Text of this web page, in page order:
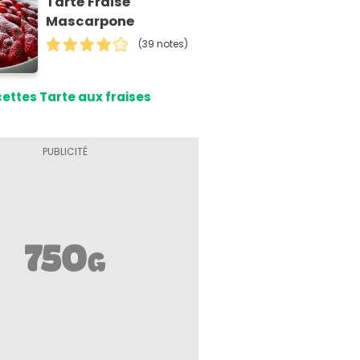
Mascarpone
(39 notes)
Tarte aux fraises